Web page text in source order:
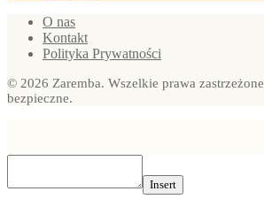
O nas
Kontakt
Polityka Prywatności
© 2026 Zaremba. Wszelkie prawa
bezpieczne.
Insert